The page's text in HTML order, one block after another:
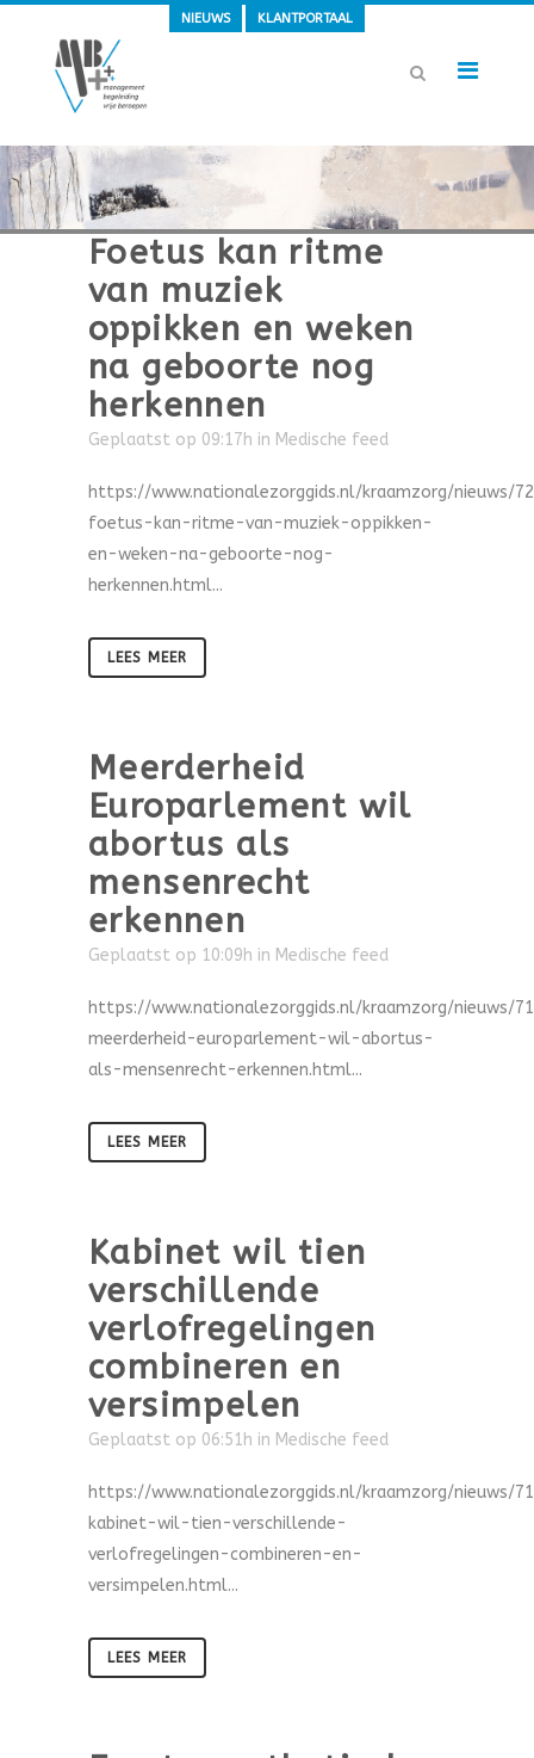
NIEUWS KLANTPORTAAL
Foetus kan ritme
van muziek
oppikken en weken
na geboorte nog
herkennen
Geplaatst op 09:17h in Medische feed
https://www.nationalezorggids.nl/kraamzorg/nieuws/
foetus-kan-ritme-van-muziek-oppikken-
en-weken-na-geboorte-nog-
herkennen.html...
LEES MEER
Meerderheid
Europarlement wil
abortus als
mensenrecht
erkennen
Geplaatst op 10:09h in Medische feed
https://www.nationalezorggids.nl/kraamzorg/nieuws/
meerderheid-europarlement-wil-abortus-
als-mensenrecht-erkennen.html...
LEES MEER
Kabinet wil tien
verschillende
verlofregelingen
combineren en
versimpelen
Geplaatst op 06:51h in Medische feed
https://www.nationalezorggids.nl/kraamzorg/nieuws/
kabinet-wil-tien-verschillende-
verlofregelingen-combineren-en-
versimpelen.html...
LEES MEER